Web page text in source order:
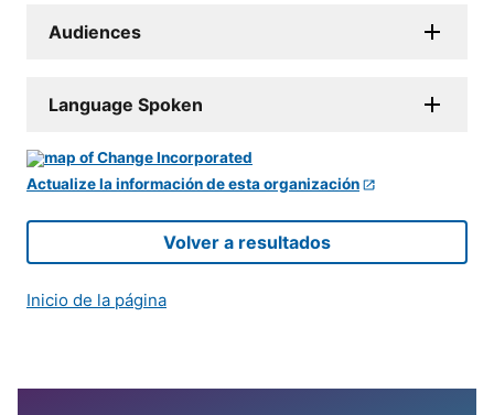
Audiences
Language Spoken
Actualize la información de esta organización
Volver a resultados
Inicio de la página